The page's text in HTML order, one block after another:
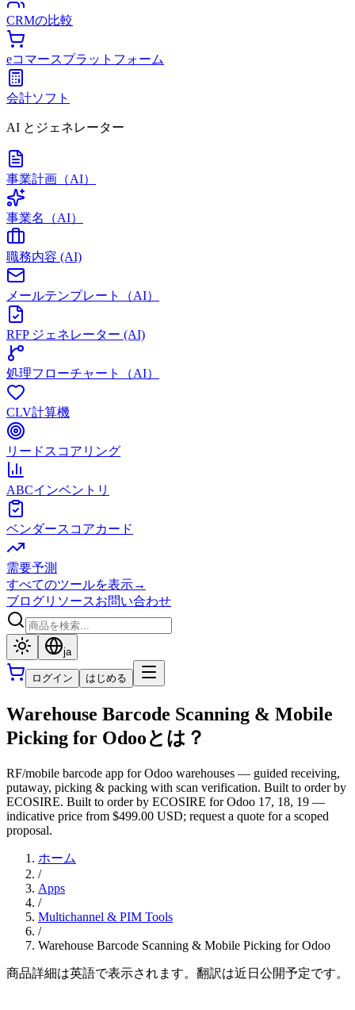
CRMの比較
eコマースプラットフォーム
会計ソフト
AI とジェネレーター
事業計画（AI）
事業名（AI）
職務内容 (AI)
メールテンプレート（AI）
RFP ジェネレーター (AI)
処理フローチャート（AI）
CLV計算機
リードスコアリング
ABCインベントリ
ベンダースコアカード
需要予測
すべてのツールを表示→
ブログリソースお問い合わせ
ja
ログイン はじめる
Warehouse Barcode Scanning & Mobile
Picking for Odooとは？
RF/mobile barcode app for Odoo warehouses — guided receiving,
putaway, picking & packing with scan verification. Built to order by
ECOSIRE. Built to order by ECOSIRE for Odoo 17, 18, 19 —
indicative price from $499.00 USD; request a quote for a scoped
proposal.
ホーム
/
Apps
/
Multichannel & PIM Tools
/
Warehouse Barcode Scanning & Mobile Picking for Odoo
商品詳細は英語で表示されます。翻訳は近日公開予定です。